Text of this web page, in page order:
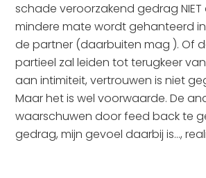
schade veroorzakend gedrag NIET
mindere mate wordt gehanteerd
de partner (daarbuiten mag ). Of
partieel zal leiden tot terugkeer
aan intimiteit, vertrouwen is niet
Maar het is wel voorwaarde. De
waarschuwen door feed back te
gedrag, mijn gevoel daarbij is…,